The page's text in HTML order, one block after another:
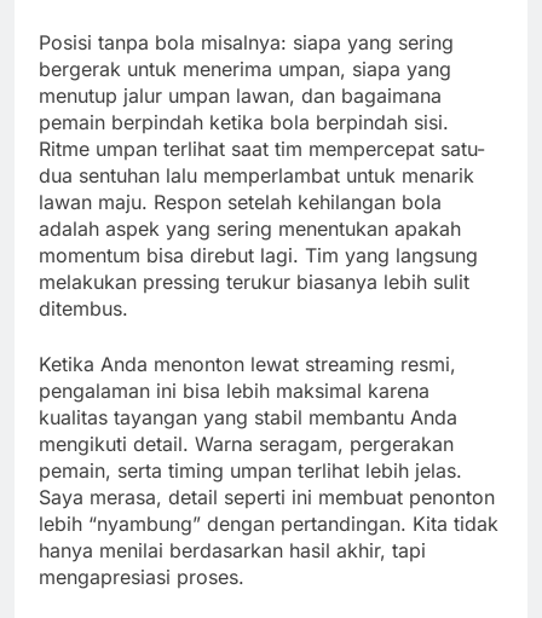
Posisi tanpa bola misalnya: siapa yang sering
bergerak untuk menerima umpan, siapa yang
menutup jalur umpan lawan, dan bagaimana
pemain berpindah ketika bola berpindah sisi.
Ritme umpan terlihat saat tim mempercepat satu-
dua sentuhan lalu memperlambat untuk menarik
lawan maju. Respon setelah kehilangan bola
adalah aspek yang sering menentukan apakah
momentum bisa direbut lagi. Tim yang langsung
melakukan pressing terukur biasanya lebih sulit
ditembus.
Ketika Anda menonton lewat streaming resmi,
pengalaman ini bisa lebih maksimal karena
kualitas tayangan yang stabil membantu Anda
mengikuti detail. Warna seragam, pergerakan
pemain, serta timing umpan terlihat lebih jelas.
Saya merasa, detail seperti ini membuat penonton
lebih “nyambung” dengan pertandingan. Kita tidak
hanya menilai berdasarkan hasil akhir, tapi
mengapresiasi proses.